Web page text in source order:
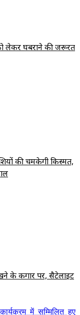
लेकर घबराने की जरूरत
की चमकेगी किस्मत,
के कगार पर, सैटेलाइट